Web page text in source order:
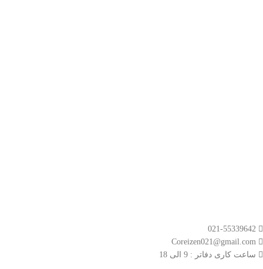
021-55339642
Coreizen021@gmail.com
ساعت کاری دفاتر : 9 الی 18